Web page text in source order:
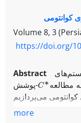
under which
regarded as
کوانتومی
Volume 8, 3
https://doi.org/
Abstract
مطالعه C∗ -پوشش
more